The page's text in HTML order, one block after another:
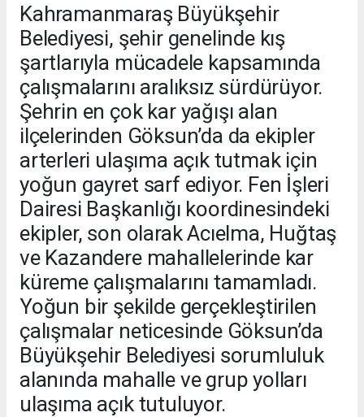
Kahramanmaraş Büyükşehir
Belediyesi, şehir genelinde kış
şartlarıyla mücadele kapsamında
çalışmalarını aralıksız sürdürüyor.
Şehrin en çok kar yağışı alan
ilçelerinden Göksun’da da ekipler
arterleri ulaşıma açık tutmak için
yoğun gayret sarf ediyor. Fen İşleri
Dairesi Başkanlığı koordinesindeki
ekipler, son olarak Acıelma, Huğtaş
ve Kazandere mahallelerinde kar
küreme çalışmalarını tamamladı.
Yoğun bir şekilde gerçekleştirilen
çalışmalar neticesinde Göksun’da
Büyükşehir Belediyesi sorumluluk
alanında mahalle ve grup yolları
ulaşıma açık tutuluyor.